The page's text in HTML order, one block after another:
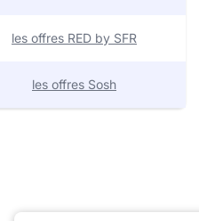
les offres RED by SFR
les offres Sosh